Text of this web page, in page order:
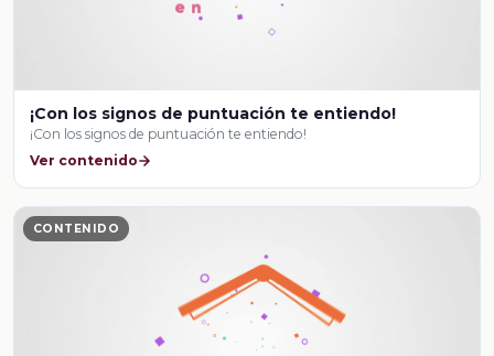
¡Con los signos de puntuación te entiendo!
¡Con los signos de puntuación te entiendo!
Ver contenido
CONTENIDO